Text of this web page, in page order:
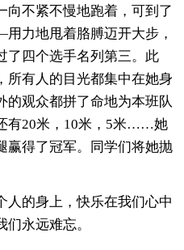
向不紧不慢地跑着，可到了
力地甩着胳膊迈开大步，
了四个选手名列第三。此
所有人的目光都集中在她身
的观众都拼了命地为本班队
有20米，10米，5米……她
赢得了冠军。同学们将她抛
的身上，快乐在我们心中
永远难忘。